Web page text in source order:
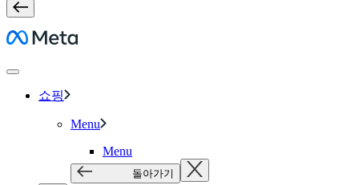
Meta
쇼핑
Menu
Menu
돌아가기